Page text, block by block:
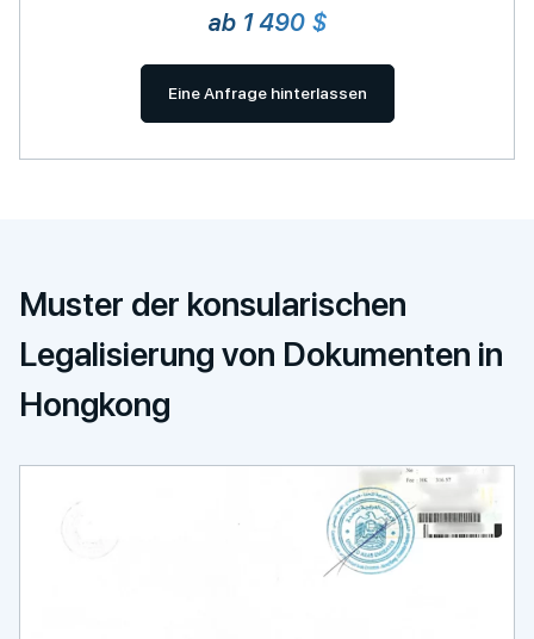
ab 1 490 $
Eine Anfrage hinterlassen
Muster der konsularischen
Legalisierung von Dokumenten in
Hongkong